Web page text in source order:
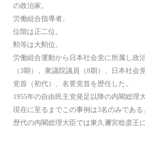
の政治家。
労働組合指導者。
位階は正二位。
勲等は大勲位。
労働組合運動から日本社会党に所属し政
（3期）、衆議院議員（8期）、日本社
党首（初代）、名誉党首を歴任した。
1955年の自由民主党発足以降の内閣総理
現在に至るまでこの事例は3名のみである
歴代の内閣総理大臣では東久邇宮稔彦王